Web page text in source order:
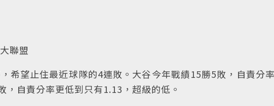
聯盟
希望止住最近球隊的4連敗。大谷今年戰績15勝5敗，自責分
自責分率更低到只有1.13，超級的低。